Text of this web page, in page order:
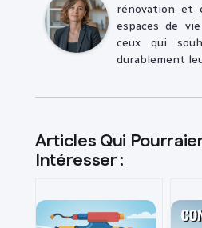
rénovation et
espaces de
ceux qui
durablement
Articles Qui
Intéresser :